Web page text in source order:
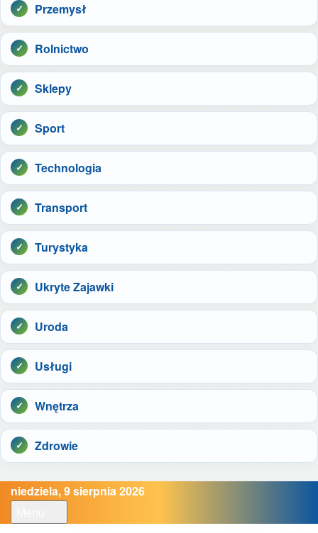
Przemysł
Rolnictwo
Sklepy
Sport
Technologia
Transport
Turystyka
Ukryte Zajawki
Uroda
Usługi
Wnętrza
Zdrowie
niedziela, 9 sierpnia 2026